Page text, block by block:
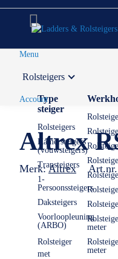
Menu
Rolsteigers
Type
steiger
Rolsteigers
Kamersteigers
(vouwsteigers)
Trapsteigers
1-
Persoonssteigers
Daksteigers
Voorloopleuning
(ARBO)
Rolsteiger
met
meter
meter
Account
Altrex
Merk: Altrex